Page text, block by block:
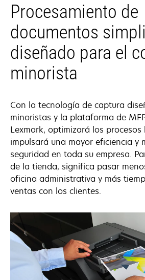
Procesamiento de
documentos
diseñado para el
minorista
Con la tecnología de captura
minoristas y la plataforma de
Lexmark, optimizará los
impulsará una mayor eficiencia y
seguridad en toda su empresa.
de la tienda, significa pasar
oficina administrativa y más
ventas con los clientes.